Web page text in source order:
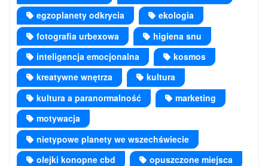
egzoplanety odkrycia
ekologia
fotografia urbexowa
higiena snu
inteligencja emocjonalna
kosmos
kreatywne wnętrza
kultura
kultura a paranormalność
marketing
motywacja
nietypowe planety we wszechświecie
olejki konopne cbd
opuszczone miejsca